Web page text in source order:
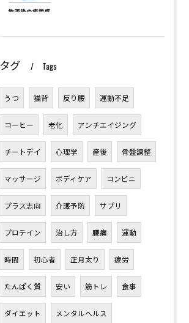
タグ Tags
うつ 猫背 反り腰 運動不足
コーヒー 老化 アンチエイジング
チートデイ 心理学 産後 骨盤調整
マッサージ ボディケア コンビニ
プラス志向 介護予防 サプリ
プロテイン 治し方 腰痛 運動
時間 初心者 正月太り 疲労
たんぱく質 安い 筋トレ 食事
ダイエット メンタルヘルス